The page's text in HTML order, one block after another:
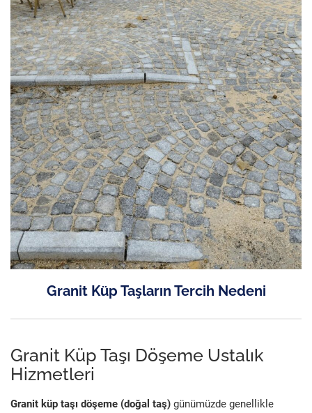
Granit Küp Taşların Tercih Nedeni
Granit Küp Taşı Döşeme Ustalık
Hizmetleri
Granit küp taşı döşeme (doğal taş) günümüzde genellikle